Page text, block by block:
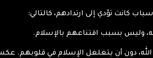
كانت تؤدي إلى ارتدادهم، كالتالي:
وليس بسبب اقتناعهم بالإسلام.
3 سنوات، ثم مات رسول الله، دون أن يتغلغل